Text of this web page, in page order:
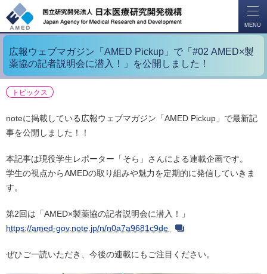
MENU
広報ウェブマガジン「AMED Pickup」で「#02 AMED×製
薬協の記者説明会に潜入！」を公開しました！
トピックス
noteに掲載している広報ウェブマガジン「AMED Pickup」で最新記
事を公開しました！！
本記事は現役学生レポーター「そら」さんによる連載企画です。
学生の視点からAMEDの取り組みや魅力を定期的に発信していきま
す。
第2回は「AMED×製薬協の記者説明会に潜入！
」
https://amed-gov.note.jp/n/n0a7a9681c9de
ぜひご一読いただき、今後の連載にもご注目ください。